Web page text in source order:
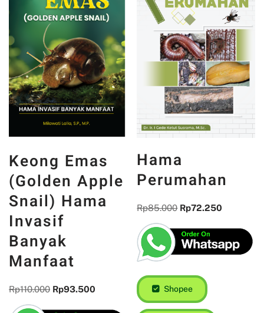
Keong Emas
(Golden Apple
Snail) Hama
Invasif
Banyak
Manfaat
Rp110.000 Rp93.500
Hama
Perumahan
Rp85.000 Rp72.250
Shopee